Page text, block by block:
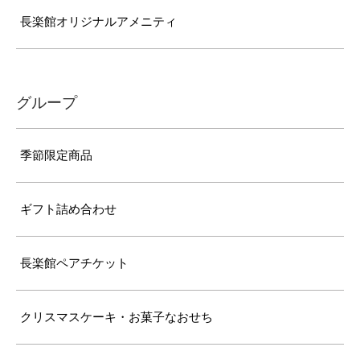
長楽館オリジナルアメニティ
グループ
季節限定商品
ギフト詰め合わせ
長楽館ペアチケット
クリスマスケーキ・お菓子なおせち